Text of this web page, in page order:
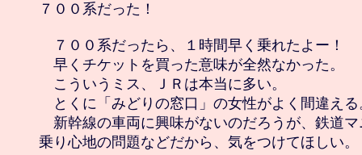
７００系だった！
７００系だったら、１時間早く乗れたよー！
早くチケットを買った意味が全然なかった。
こういうミス、ＪＲは本当に多い。
とくに「みどりの窓口」の女性がよく間違える
新幹線の車両に興味がないのだろうが、鉄道
乗り心地の問題などだから、気をつけてほしい。